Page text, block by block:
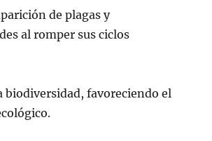
de plagas y
al romper sus ciclos
biodiversidad, favoreciendo el